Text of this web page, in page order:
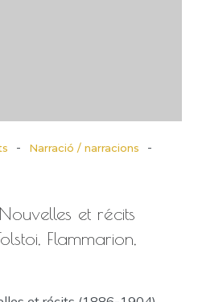
- Narració / narracions -
et récits
Flammarion,